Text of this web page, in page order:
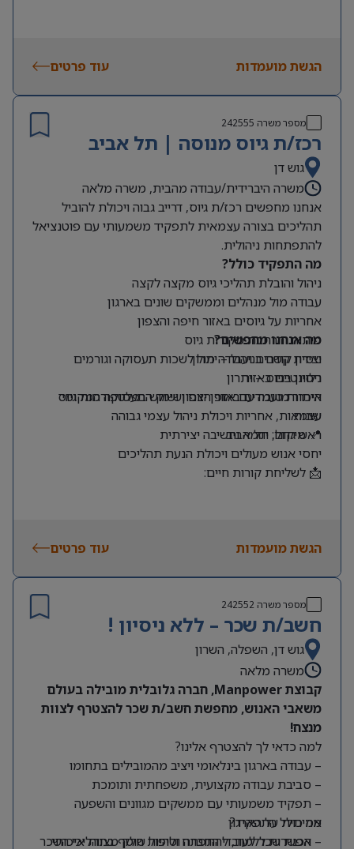
הגשת מועמדות עוד פרטים
מספר משרה 242555
רכז/ת גיוס מנוסה | תל אביב
גוש דן
משרה היברידית/עבודה מהבית, משרה מלאה
אנחנו מחפשים רכז/ת גיוס, דרייב גבוה ויכולת להוביל
תהליכים בצורה עצמאית לתפקיד משמעותי עם פוטנציאל
להתפתחות ניהולית.
מה התפקיד כולל?
ניהול והובלת תהליכי גיוס מקצה לקצה
עבודה מול מנהלים וממשקים שונים בארגון
אחריות על גיוסים באזור חיפה והצפון
פיתוח והרחבת מקורות גיוס
יצירת קשרים ועבודה מול לשכות תעסוקה וגורמים
רלוונטיים באזור
איתור מועמדים באופן יזום ושימוש בפלטפורמות גיוס
שונות
מה אנחנו מחפשים?
ניסיון קודם בניהול – יתרון
ניסיון בגיוס – יתרון
היכרות טובה עם אזור הצפון ושוק התעסוקה המקומי
עצמאות, אחריות ויכולת ניהול עצמי גבוהה
ראש גדול, יוזמה וחשיבה יצירתית
יחסי אנוש מעולים ויכולת הנעת תהליכים
📍 מיקום: תל אביב
📩 לשליחת קורות חיים:
הגשת מועמדות עוד פרטים
מספר משרה 242552
חשב/ת שכר – ללא ניסיון !
גוש דן, השפלה, השרון
משרה מלאה
קבוצת Manpower, חברה גלובלית מובילה בעולם
משאבי האנוש, מחפשת חשב/ת שכר להצטרף לצוות
מנצח!
למה כדאי לך להצטרף אלינו?
– עבודה בארגון בינלאומי ויציב מהמובילים בתחומו
– סביבת עבודה מקצועית, משפחתית ותומכת
– תפקיד משמעותי עם ממשקים מגוונים והשפעה
אמיתית על הארגון
– אפשרות ללמוד, להתפתח ולהיות חלק מצוות איכותי
מה כולל התפקיד?
– הכנת שכר לעובדי החברה וטיפול שוטף בתהליכי השכר